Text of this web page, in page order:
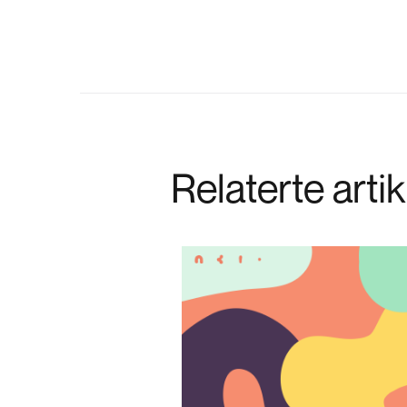
Relaterte